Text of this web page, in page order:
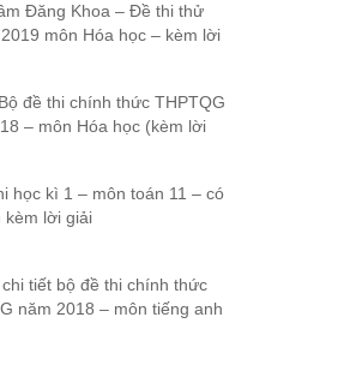
Đăng Khoa – Đề thi thử
môn Hóa học – kèm lời
đề thi chính thức THPTQG
– môn Hóa học (kèm lời
học kì 1 – môn toán 11 – có
kèm lời giải
tiết bộ đề thi chính thức
năm 2018 – môn tiếng anh